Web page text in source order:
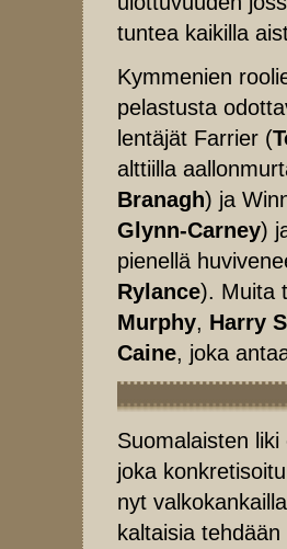
tuntea kaikilla
Kymmenien
pelastusta
lentäjät Farrier (
alttiilla
Branagh) ja
Glynn-Carney)
pienellä
Rylance). Muita
Murphy, Harry
Caine, joka
Suomalaisten
joka
nyt
kaltaisia